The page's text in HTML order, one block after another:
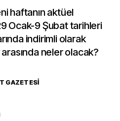
haftanın aktüel
Ocak-9 Şubat tarihleri
indirimli olarak
neler olacak?
GAZETESI